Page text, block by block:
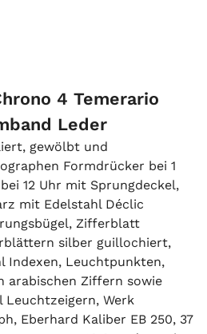
4 Temerario
Leder
gewölbt und
Formdrücker bei 1
12 Uhr mit Sprungdeckel,
mit Edelstahl Déclic
Zifferblatt
silber guillochiert,
Indexen, Leuchtpunkten,
arabischen Ziffern sowie
Werk
Eberhard Kaliber EB 250, 37